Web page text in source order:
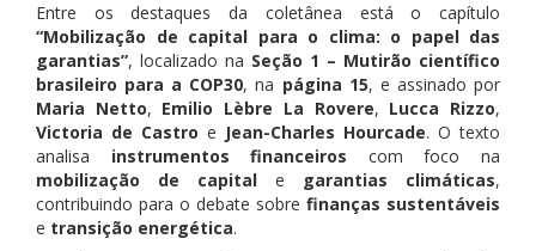
Entre os destaques da coletânea está o capítulo
“Mobilização de capital para o clima: o papel das
garantias”, localizado na Seção 1 – Mutirão científico
brasileiro para a COP30, na página 15, e assinado por
Maria Netto, Emilio Lèbre La Rovere, Lucca Rizzo,
Victoria de Castro e Jean-Charles Hourcade. O texto
analisa instrumentos financeiros com foco na
mobilização de capital e garantias climáticas,
contribuindo para o debate sobre finanças sustentáveis
e transição energética.